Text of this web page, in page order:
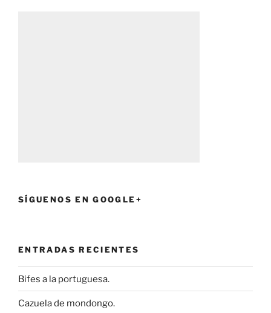
SÍGUENOS EN GOOGLE+
ENTRADAS RECIENTES
Bifes a la portuguesa.
Cazuela de mondongo.